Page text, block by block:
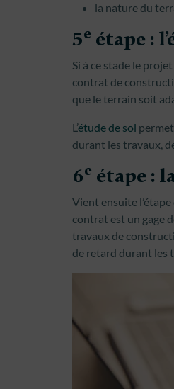
la nature du
5e étape :
Si à ce stade le
contrat de
que le terrain soit
L’étude de sol
durant les travaux,
6e étape :
Vient ensuite
contrat est un gage
travaux de
de retard durant les